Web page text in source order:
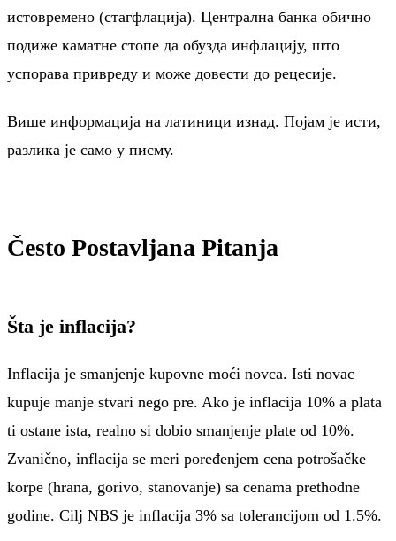
истовремено (стагфлација). Централна банка обично
подиже каматне стопе да обузда инфлацију, што
успорава привреду и може довести до рецесије.
Више информација на латиници изнад. Појам је исти,
разлика је само у писму.
Često Postavljana Pitanja
Šta je inflacija?
Inflacija je smanjenje kupovne moći novca. Isti novac
kupuje manje stvari nego pre. Ako je inflacija 10% a plata
ti ostane ista, realno si dobio smanjenje plate od 10%.
Zvanično, inflacija se meri poređenjem cena potrošačke
korpe (hrana, gorivo, stanovanje) sa cenama prethodne
godine. Cilj NBS je inflacija 3% sa tolerancijom od 1.5%.